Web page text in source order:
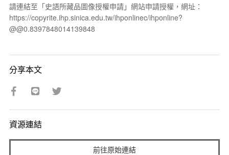
請連結至「史語所藏品圖像授權申請」網站申請授權，網址：
https://copyrite.ihp.sinica.edu.tw/ihponlinec/ihponline?
@@0.8397848014139848
分享本文
資源連結
前往原始連結